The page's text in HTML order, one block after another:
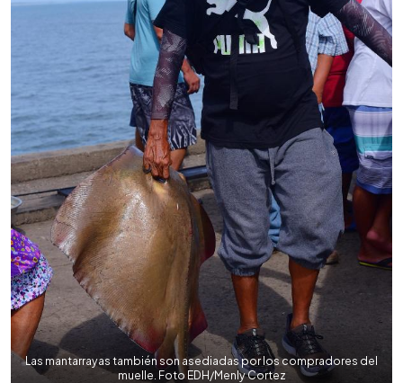
Las mantarrayas también son asediadas por los compradores del
muelle. Foto EDH/Menly Cortez